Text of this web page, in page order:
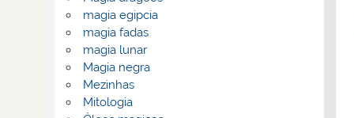
magia egipcia
magia fadas
magia lunar
Magia negra
Mezinhas
Mitologia